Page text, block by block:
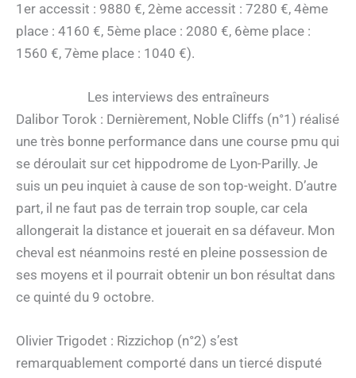
1er accessit : 9880 €, 2ème accessit : 7280 €, 4ème
place : 4160 €, 5ème place : 2080 €, 6ème place :
1560 €, 7ème place : 1040 €).
Les interviews des entraîneurs
Dalibor Torok : Dernièrement, Noble Cliffs (n°1) réalisé
une très bonne performance dans une course pmu qui
se déroulait sur cet hippodrome de Lyon-Parilly. Je
suis un peu inquiet à cause de son top-weight. D’autre
part, il ne faut pas de terrain trop souple, car cela
allongerait la distance et jouerait en sa défaveur. Mon
cheval est néanmoins resté en pleine possession de
ses moyens et il pourrait obtenir un bon résultat dans
ce quinté du 9 octobre.
Olivier Trigodet : Rizzichop (n°2) s’est
remarquablement comporté dans un tiercé disputé